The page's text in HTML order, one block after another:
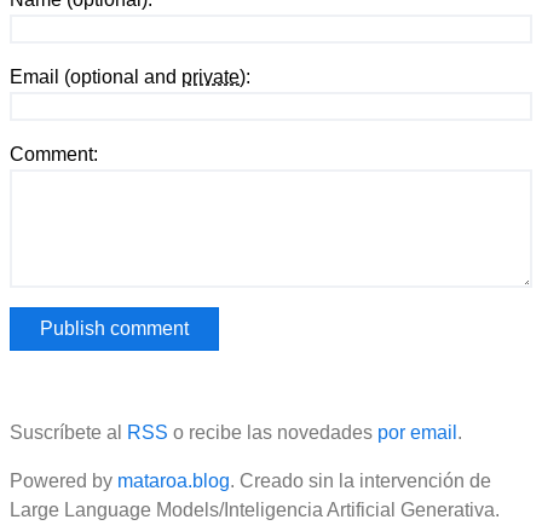
Email (optional and private):
Comment:
Suscríbete al RSS o recibe las novedades por email .
Powered by mataroa.blog. Creado sin la intervención de
Large Language Models/Inteligencia Artificial Generativa.